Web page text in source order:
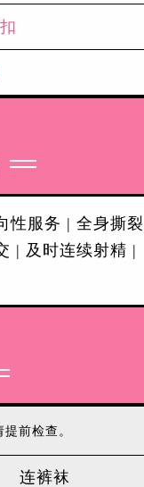
性服务 | 全身撕裂
| 及时连续射精 |
前检查。
连裤袜